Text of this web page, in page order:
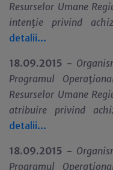
Resurselor Umane
intenţie privind
detalii...
18.09.2015 -
Programul Operaţ
Resurselor Umane
atribuire privind
detalii...
18.09.2015 -
Programul Operaţ